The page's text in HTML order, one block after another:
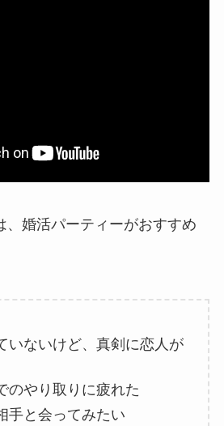
、婚活パーティーがおすすめ
いないけど、真剣に恋人が
のやり取りに疲れた
手と会ってみたい